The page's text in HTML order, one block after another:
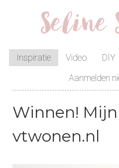
Inspiratie Video DIY
Aanmelden
Winnen!
vtwonen.nl